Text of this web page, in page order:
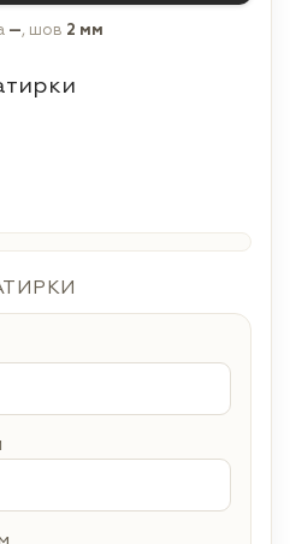
—, шов 2 мм